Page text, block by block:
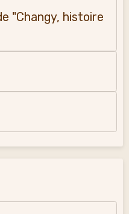
"Changy, histoire